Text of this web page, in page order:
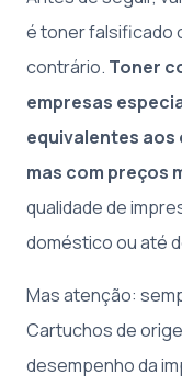
é toner falsificado
contrário. Toner
empresas
equivalentes aos
mas com preços
qualidade de
doméstico ou até
Mas atenção:
Cartuchos de
desempenho da